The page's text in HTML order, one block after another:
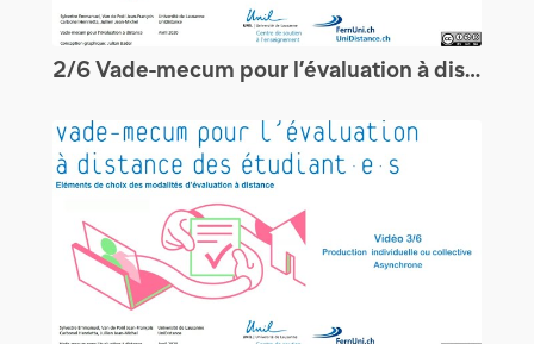
2/6 Vade-mecum pour l’évaluation à distance des étudiants : Tableau synoptique